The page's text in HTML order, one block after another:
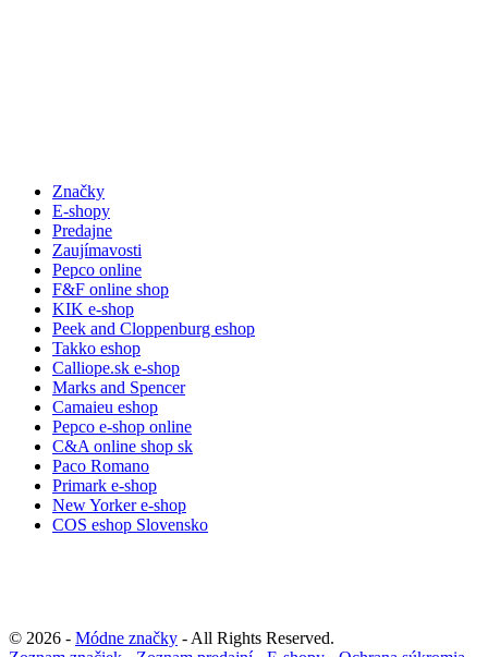
Značky
E-shopy
Predajne
Zaujímavosti
Pepco online
F&F online shop
KIK e-shop
Peek and Cloppenburg eshop
Takko eshop
Calliope.sk e-shop
Marks and Spencer
Camaieu eshop
Pepco e-shop online
C&A online shop sk
Paco Romano
Primark e-shop
New Yorker e-shop
COS eshop Slovensko
© 2026 - Módne značky - All Rights Reserved.